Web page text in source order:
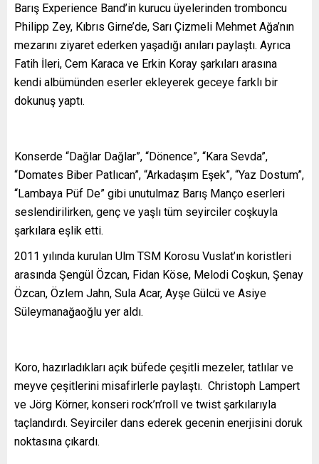
Barış Experience Band’in kurucu üyelerinden tromboncu
Philipp Zey, Kıbrıs Girne’de, Sarı Çizmeli Mehmet Ağa’nın
mezarını ziyaret ederken yaşadığı anıları paylaştı. Ayrıca
Fatih İleri, Cem Karaca ve Erkin Koray şarkıları arasına
kendi albümünden eserler ekleyerek geceye farklı bir
dokunuş yaptı.
Konserde “Dağlar Dağlar”, “Dönence”, “Kara Sevda”,
“Domates Biber Patlıcan”, “Arkadaşım Eşek”, “Yaz Dostum”,
“Lambaya Püf De” gibi unutulmaz Barış Manço eserleri
seslendirilirken, genç ve yaşlı tüm seyirciler coşkuyla
şarkılara eşlik etti.
2011 yılında kurulan Ulm TSM Korosu Vuslat’ın koristleri
arasında Şengül Özcan, Fidan Köse, Melodi Coşkun, Şenay
Özcan, Özlem Jahn, Sula Acar, Ayşe Gülcü ve Asiye
Süleymanağaoğlu yer aldı.
Koro, hazırladıkları açık büfede çeşitli mezeler, tatlılar ve
meyve çeşitlerini misafirlerle paylaştı. Christoph Lampert
ve Jörg Körner, konseri rock’n’roll ve twist şarkılarıyla
taçlandırdı. Seyirciler dans ederek gecenin enerjisini doruk
noktasına çıkardı.